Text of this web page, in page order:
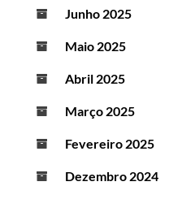
Junho 2025
Maio 2025
Abril 2025
Março 2025
Fevereiro 2025
Dezembro 2024